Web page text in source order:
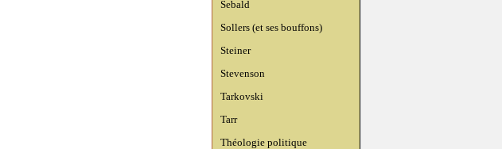
Sebald
Sollers (et ses bouffons)
Steiner
Stevenson
Tarkovski
Tarr
Théologie politique